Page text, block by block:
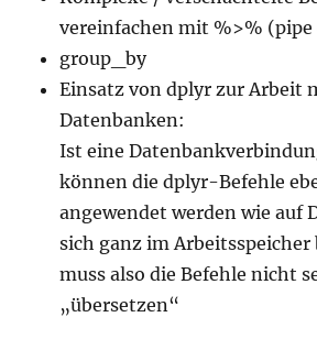
vereinfachen mit %>%
group_by
Einsatz von dplyr zur Arbeit
Datenbanken:
Ist eine
können die dplyr-Befehle
angewendet werden wie auf
sich ganz im
muss also die Befehle nicht
„übersetzen“